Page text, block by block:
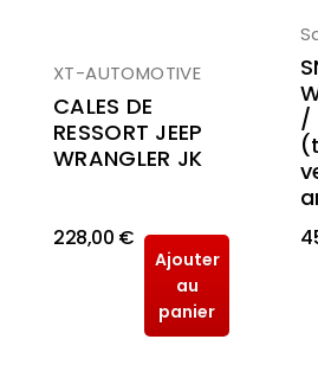
XT-AUTOMOTIVE
CALES DE
RESSORT JEEP
WRANGLER JK
228,00 €
Ajouter
au
panier
/